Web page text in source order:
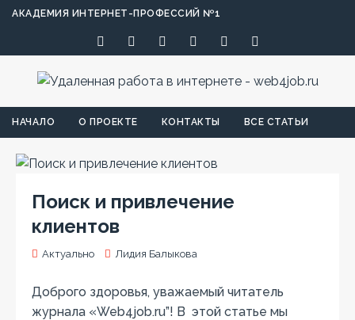
АКАДЕМИЯ ИНТЕРНЕТ-ПРОФЕССИЙ №1
НАЧАЛО О ПРОЕКТЕ КОНТАКТЫ ВСЕ СТАТЬИ
Поиск и привлечение
клиентов
Актуально Лидия Балыкова
Доброго здоровья, уважаемый читатель
журнала «Web4job.ru”! В этой статье мы